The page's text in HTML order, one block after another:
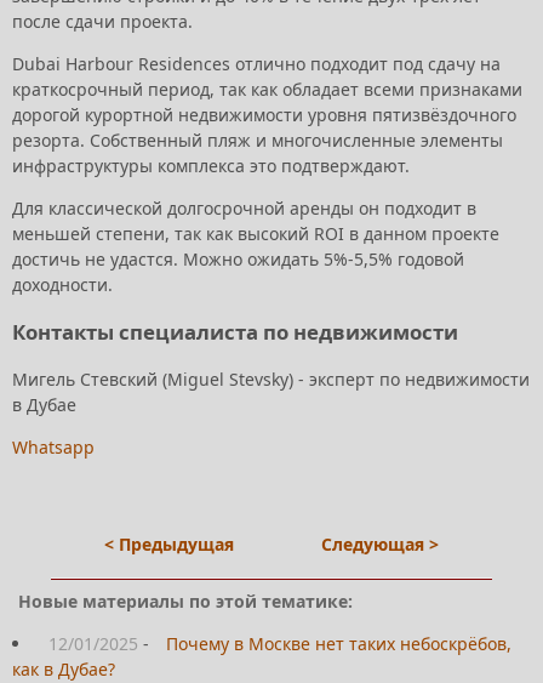
после сдачи проекта.
Dubai Harbour Residences отлично подходит под сдачу на
краткосрочный период, так как обладает всеми признаками
дорогой курортной недвижимости уровня пятизвёздочного
резорта. Собственный пляж и многочисленные элементы
инфраструктуры комплекса это подтверждают.
Для классической долгосрочной аренды он подходит в
меньшей степени, так как высокий ROI в данном проекте
достичь не удастся. Можно ожидать 5%-5,5% годовой
доходности.
Контакты специалиста по недвижимости
Мигель Стевский (Miguel Stevsky) - эксперт по недвижимости
в Дубае
Whatsapp
< Предыдущая Следующая >
Новые материалы по этой тематике:
12/01/2025 -
Почему в Москве нет таких небоскрёбов,
как в Дубае?